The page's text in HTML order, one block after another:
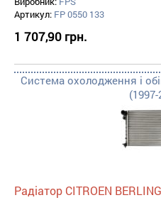
Артикул: FP 0550 133
1 707,90 грн.
Система охолодження і
Радіатор CITROEN